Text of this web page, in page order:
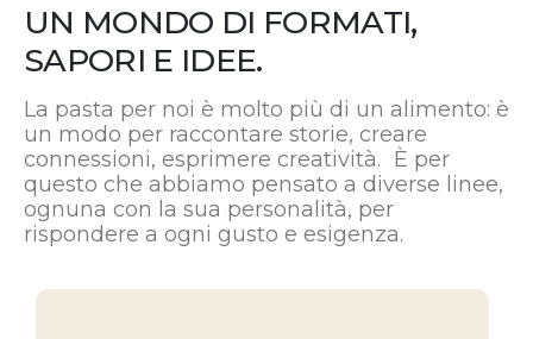
UN MONDO DI FORMATI,
SAPORI E IDEE.
La pasta per noi è molto più di un alimento: è
un modo per raccontare storie, creare
connessioni, esprimere creatività. È per
questo che abbiamo pensato a diverse linee,
ognuna con la sua personalità, per
rispondere a ogni gusto e esigenza.